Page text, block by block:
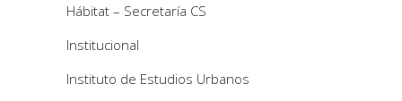
Hábitat – Secretaría CS
Institucional
Instituto de Estudios Urbanos